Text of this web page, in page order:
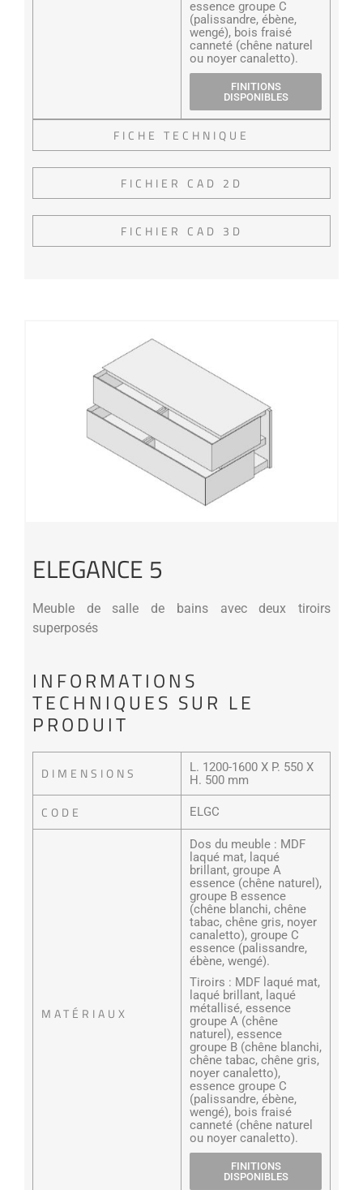
essence groupe C
(palissandre, ébène,
wengé), bois fraisé
canneté (chêne naturel
ou noyer canaletto).
FINITIONS
DISPONIBLES
FICHE TECHNIQUE
FICHIER CAD 2D
FICHIER CAD 3D
ELEGANCE 5
Meuble de salle de bains avec deux tiroirs
superposés
INFORMATIONS
TECHNIQUES SUR LE
PRODUIT
DIMENSIONS
L. 1200-1600 X P. 550 X
H. 500 mm
CODE ELGC
MATÉRIAUX
Dos du meuble : MDF
laqué mat, laqué
brillant, groupe A
essence (chêne naturel),
groupe B essence
(chêne blanchi, chêne
tabac, chêne gris, noyer
canaletto), groupe C
essence (palissandre,
ébène, wengé).
Tiroirs : MDF laqué mat,
laqué brillant, laqué
métallisé, essence
groupe A (chêne
naturel), essence
groupe B (chêne blanchi,
chêne tabac, chêne gris,
noyer canaletto),
essence groupe C
(palissandre, ébène,
wengé), bois fraisé
canneté (chêne naturel
ou noyer canaletto).
FINITIONS
DISPONIBLES